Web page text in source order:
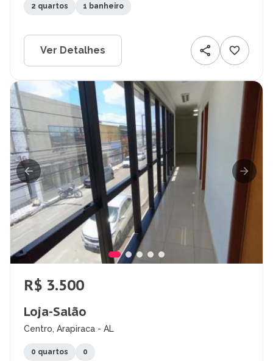
2 quartos 1 banheiro
Ver Detalhes
R$ 3.500
Loja-Salão
Centro, Arapiraca - AL
0 quartos 0